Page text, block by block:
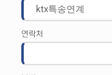
연락처